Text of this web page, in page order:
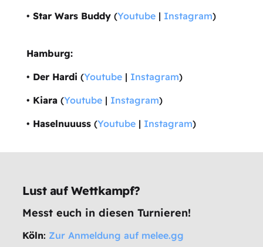
• Star Wars Buddy(Youtube| Instagram)
Hamburg:
• Der Hardi (Youtube| Instagram)
• Kiara(Youtube| Instagram)
• Haselnuuuss(Youtube| Instagram)
Lust auf Wettkampf?
Messt euch in diesen Turnieren!
Köln: Zur Anmeldung auf melee.gg